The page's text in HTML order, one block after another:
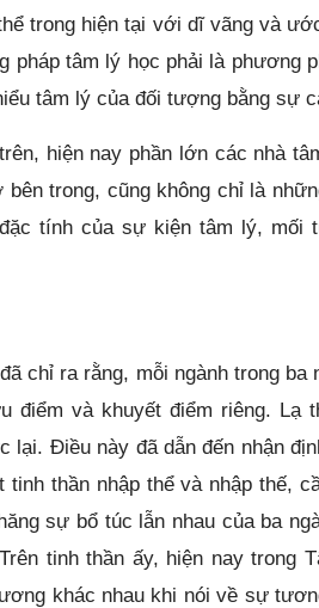
trong hiện tại với dĩ vãng và
pháp tâm lý học phải là phương
tâm lý của đối tượng bằng sự
hiện nay phần lớn các nhà
trong, cũng không chỉ là
tính của sự kiện tâm lý, mối
chỉ ra rằng, mỗi ngành trong
điểm và khuyết điểm riêng. Lạ
lại. Điều này đã dẫn đến nhận
thần nhập thể và nhập thế,
sự bổ túc lẫn nhau của ba
tinh thần ấy, hiện nay trong
khác nhau khi nói về sự